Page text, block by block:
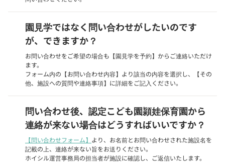
園見学ではなく問い合わせがしたいのです
が、できますか？
お問い合わせをご希望の場合も【園見学を予約】からご連絡いただけ
ます。
フォーム内の【お問い合わせ内容】より該当の内容を選択し、【その
他、施設への質問や連絡事項】に詳細をご記入ください。
問い合わせ後、認定こども園頴娃保育園から
連絡が来ない場合はどうすればいいですか？
【問い合わせフォーム】 より、お名前とお問い合わせされた施設名を
記載の上、連絡が来ない旨をお送りください。
ホイシル運営事務局の担当者が施設に確認し、ご返信いたします。